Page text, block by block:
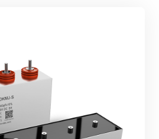
源应用场景，宸瑞科技可能提供了
决方案。这些解决方案充分考虑了
，如高电压、大电流、宽温度范围
杂环境下的稳定运行。